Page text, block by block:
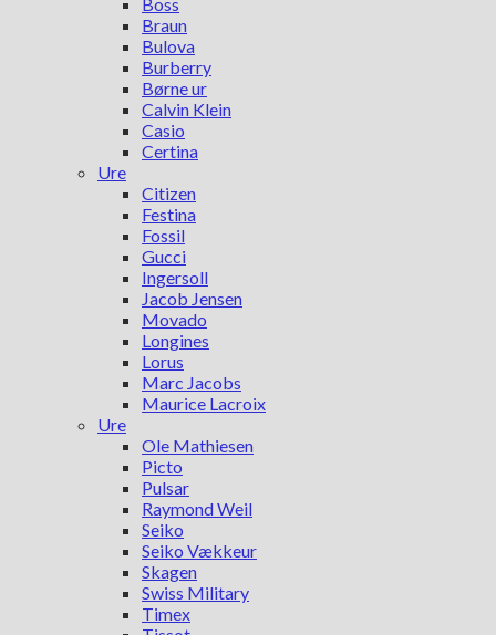
Braun
Bulova
Burberry
Børne ur
Calvin Klein
Casio
Certina
Ure
Citizen
Festina
Fossil
Gucci
Ingersoll
Jacob Jensen
Movado
Longines
Lorus
Marc Jacobs
Maurice Lacroix
Ure
Ole Mathiesen
Picto
Pulsar
Raymond Weil
Seiko
Seiko Vækkeur
Skagen
Swiss Military
Timex